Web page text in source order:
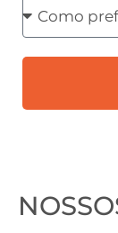
Como
prefere
receber
contato?